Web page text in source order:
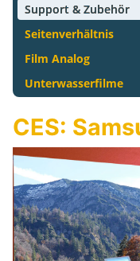
Support & Zubehör
Seitenverhältnis
Film Analog
Unterwasserfilme
CES: